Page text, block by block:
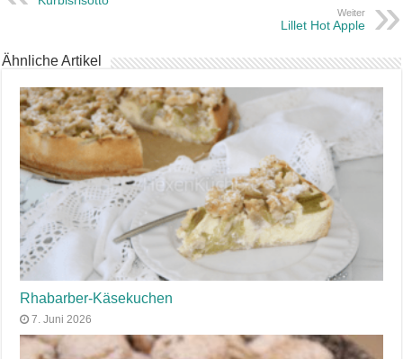
Weiter
Lillet Hot Apple
Ähnliche Artikel
Rhabarber-Käsekuchen
7. Juni 2026